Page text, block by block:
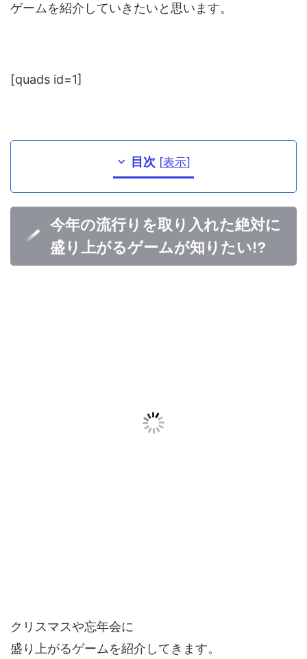
ゲームを紹介していきたいと思います。
[quads id=1]
目次 [表示]
今年の流行りを取り入れた絶対に
盛り上がるゲームが知りたい!?
クリスマスや忘年会に
盛り上がるゲームを紹介してきます。